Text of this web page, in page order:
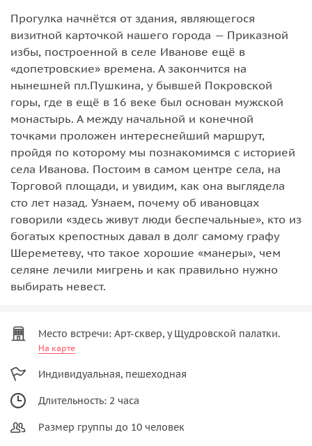
Прогулка начнётся от здания, являющегося
визитной карточкой нашего города — Приказной
избы, построенной в селе Иванове ещё в
«допетровские» времена. А закончится на
нынешней пл.Пушкина, у бывшей Покровской
горы, где в ещё в 16 веке был основан мужской
монастырь. А между начальной и конечной
точками проложен интереснейший маршрут,
пройдя по которому мы познакомимся с историей
села Иванова. Постоим в самом центре села, на
Торговой площади, и увидим, как она выглядела
сто лет назад. Узнаем, почему об ивановцах
говорили «здесь живут люди беспечальные», кто из
богатых крепостных давал в долг самому графу
Шереметеву, что такое хорошие «манеры», чем
селяне лечили мигрень и как правильно нужно
выбирать невест.
Место встречи: Арт-сквер, у Щудровской палатки.
На карте
Индивидуальная, пешеходная
Длительность: 2 часа
Размер группы до 10 человек